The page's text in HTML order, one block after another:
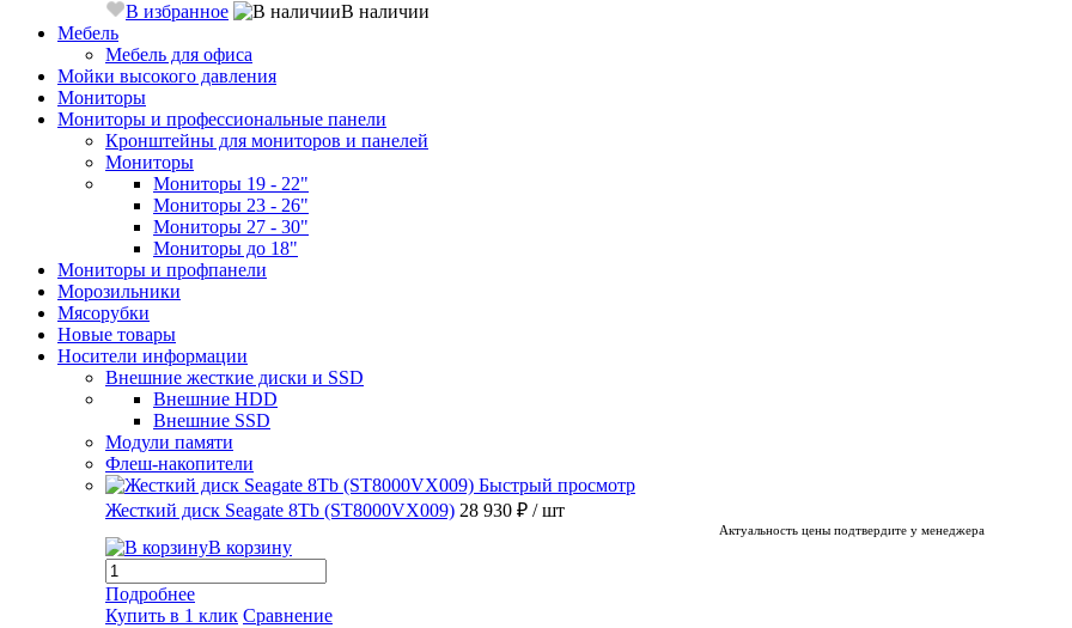
В избранное
В наличии
Мебель
Мебель для офиса
Мойки высокого давления
Мониторы
Мониторы и профессиональные панели
Кронштейны для мониторов и панелей
Мониторы
Мониторы 19 - 22"
Мониторы 23 - 26"
Мониторы 27 - 30"
Мониторы до 18"
Мониторы и профпанели
Морозильники
Мясорубки
Новые товары
Носители информации
Внешние жесткие диски и SSD
Внешние HDD
Внешние SSD
Модули памяти
Флеш-накопители
Быстрый просмотр
Жесткий диск Seagate 8Tb (ST8000VX009) 28 930 ₽ / шт
Актуальность цены подтвердите у менеджера
В корзину
Подробнее
Купить в 1 клик Сравнение